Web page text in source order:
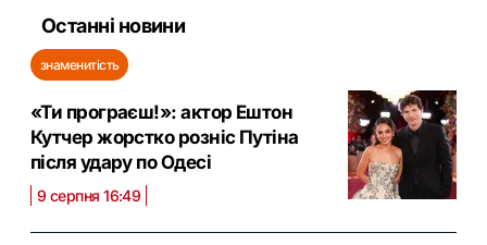
Останні новини
знаменитість
«Ти програєш!»: актор Ештон
Кутчер жорстко розніс Путіна
після удару по Одесі
9 серпня 16:49